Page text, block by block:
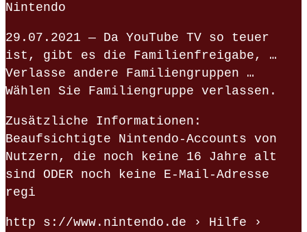
Nintendo
29.07.2021 — Da YouTube TV so teuer
ist, gibt es die Familienfreigabe, …
Verlasse andere Familiengruppen …
Wählen Sie Familiengruppe verlassen.
Zusätzliche Informationen:
Beaufsichtigte Nintendo-Accounts von
Nutzern, die noch keine 16 Jahre alt
sind ODER noch keine E-Mail-Adresse
regi
http s://www.nintendo.de › Hilfe ›